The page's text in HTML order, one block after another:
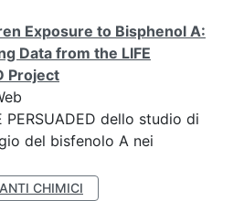
Exposure to Bisphenol A:
Data from the LIFE
Project
PERSUADED dello studio di
del bisfenolo A nei
CHIMICI